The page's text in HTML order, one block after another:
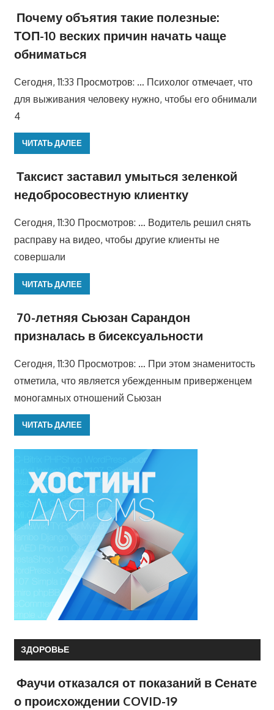
Почему объятия такие полезные:
ТОП-10 веских причин начать чаще
обниматься
Сегодня, 11:33 Просмотров: … Психолог отмечает, что
для выживания человеку нужно, чтобы его обнимали
4
ЧИТАТЬ ДАЛЕЕ
Таксист заставил умыться зеленкой
недобросовестную клиентку
Сегодня, 11:30 Просмотров: … Водитель решил снять
расправу на видео, чтобы другие клиенты не
совершали
ЧИТАТЬ ДАЛЕЕ
70-летняя Сьюзан Сарандон
призналась в бисексуальности
Сегодня, 11:30 Просмотров: … При этом знаменитость
отметила, что является убежденным приверженцем
моногамных отношений Сьюзан
ЧИТАТЬ ДАЛЕЕ
ЗДОРОВЬЕ
Фаучи отказался от показаний в Сенате
о происхождении COVID-19